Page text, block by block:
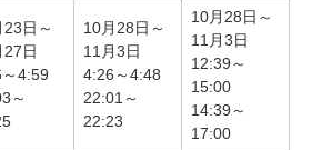
23日～
27日
4:59
～
10月28日～
11月3日
4:26～4:48
22:01～
22:23
10月28日～
11月3日
12:39～
15:00
14:39～
17:00